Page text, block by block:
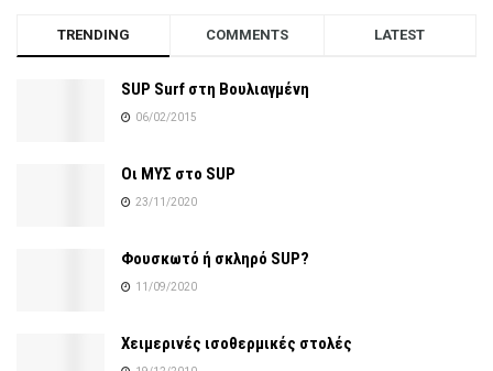
TRENDING COMMENTS LATEST
SUP Surf στη Βουλιαγμένη
06/02/2015
Οι ΜΥΣ στο SUP
23/11/2020
Φουσκωτό ή σκληρό SUP?
11/09/2020
Χειμερινές ισοθερμικές στολές